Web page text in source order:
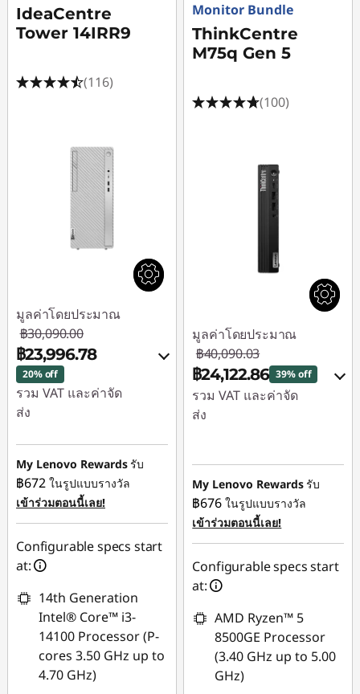
IdeaCentre
Tower 14IRR9
(116)
มูลค่าโดยประมาณ
฿30,090.00
฿23,996.78
20% off
รวม VAT และค่าจัด
ส่ง
ประหยัดทันที :-
฿6,093.22
ใช้ eCoupon :
88SALETH
My Lenovo Rewardsรับ
฿672 ในรูปแบบรางวัล
เข้าร่วมตอนนี้เลย!
Configurable specs start
at:
14th Generation
Intel® Core™ i3-
14100 Processor (P-
cores 3.50 GHz up to
4.70 GHz)
Monitor Bundle
ThinkCentre
M75q Gen 5
(100)
มูลค่าโดยประมาณ
฿40,090.03
฿24,122.86 39% off
รวม VAT และค่าจัด
ส่ง
฿15,495.28
การประหยัด
eCoupon :-฿471.89
ใช้ eCoupon :
88SALETH
My Lenovo Rewardsรับ
฿676 ในรูปแบบรางวัล
เข้าร่วมตอนนี้เลย!
Configurable specs start
at:
AMD Ryzen™ 5
8500GE Processor
(3.40 GHz up to 5.00
GHz)